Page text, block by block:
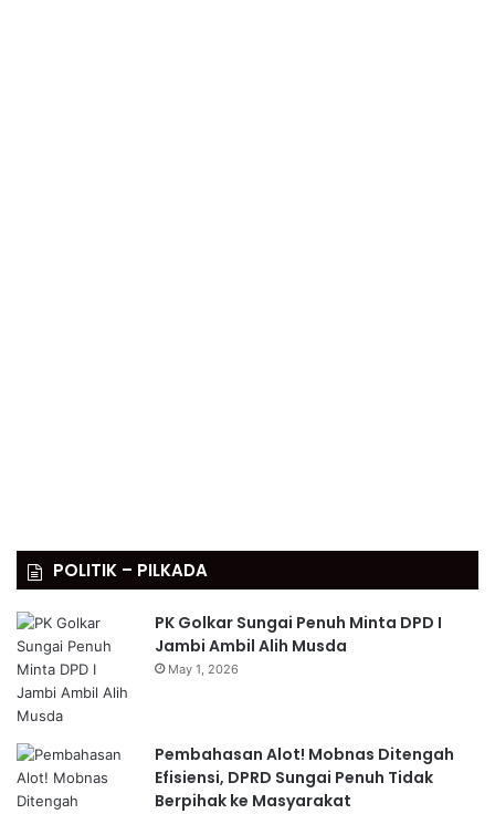
POLITIK – PILKADA
PK Golkar Sungai Penuh Minta DPD I
Jambi Ambil Alih Musda
May 1, 2026
Pembahasan Alot! Mobnas Ditengah
Efisiensi, DPRD Sungai Penuh Tidak
Berpihak ke Masyarakat